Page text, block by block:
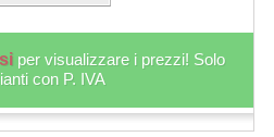
per visualizzare i prezzi! Solo
con P. IVA